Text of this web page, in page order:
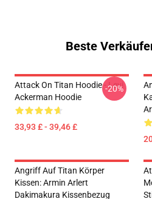
Beste
Attack On Titan Hoodie - Levi
Ackerman Hoodie
33,93 £ - 39,46 £
-20%
Angriff Auf Titan Körper
Kissen: Armin Arlert
Dakimakura Kissenbezug